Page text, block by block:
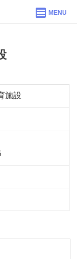
MENU
施設